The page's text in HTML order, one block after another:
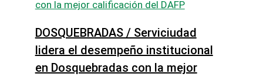
DOSQUEBRADAS / Serviciudad
lidera el desempeño institucional
en Dosquebradas con la mejor